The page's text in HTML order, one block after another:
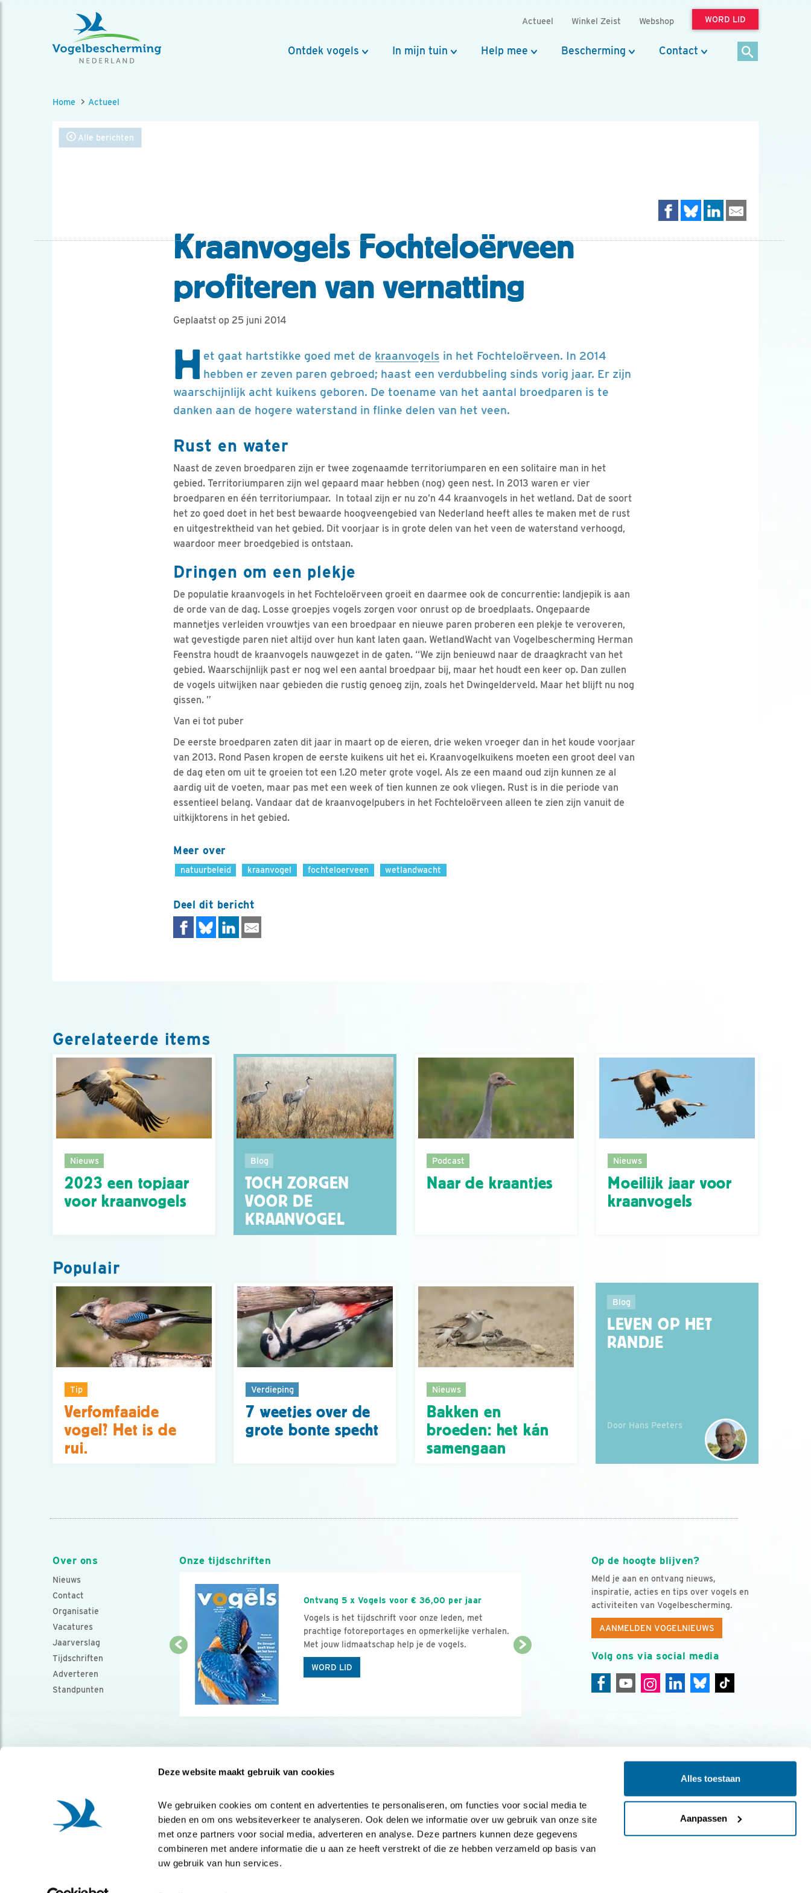
Deze website maakt gebruik van cookies
We gebruiken cookies om content en advertenties te personaliseren, om functies voor social media te
bieden en om ons websiteverkeer te analyseren. Ook delen we informatie over uw gebruik van onze site
met onze partners voor social media, adverteren en analyse. Deze partners kunnen deze gegevens
combineren met andere informatie die u aan ze heeft verstrekt of die ze hebben verzameld op basis van
uw gebruik van hun services.
Alles toestaan
Aanpassen
Actueel Winkel Zeist Webshop WORD LID
Ontdek vogels In mijn tuin Help mee Bescherming Contact
Home Actueel
Alle berichten
Kraanvogels Fochteloërveen
profiteren van vernatting
Geplaatst op 25 juni 2014
H et gaat hartstikke goed met de kraanvogels in het Fochteloërveen. In 2014
hebben er zeven paren gebroed; haast een verdubbeling sinds vorig jaar. Er zijn
waarschijnlijk acht kuikens geboren. De toename van het aantal broedparen is te
danken aan de hogere waterstand in flinke delen van het veen.
Rust en water
Naast de zeven broedparen zijn er twee zogenaamde territoriumparen en een solitaire man in het
gebied. Territoriumparen zijn wel gepaard maar hebben (nog) geen nest. In 2013 waren er vier
broedparen en één territoriumpaar. In totaal zijn er nu zo’n 44 kraanvogels in het wetland. Dat de soort
het zo goed doet in het best bewaarde hoogveengebied van Nederland heeft alles te maken met de rust
en uitgestrektheid van het gebied. Dit voorjaar is in grote delen van het veen de waterstand verhoogd,
waardoor meer broedgebied is ontstaan.
Dringen om een plekje
De populatie kraanvogels in het Fochteloërveen groeit en daarmee ook de concurrentie: landjepik is aan
de orde van de dag. Losse groepjes vogels zorgen voor onrust op de broedplaats. Ongepaarde
mannetjes verleiden vrouwtjes van een broedpaar en nieuwe paren proberen een plekje te veroveren,
wat gevestigde paren niet altijd over hun kant laten gaan. WetlandWacht van Vogelbescherming Herman
Feenstra houdt de kraanvogels nauwgezet in de gaten. “We zijn benieuwd naar de draagkracht van het
gebied. Waarschijnlijk past er nog wel een aantal broedpaar bij, maar het houdt een keer op. Dan zullen
de vogels uitwijken naar gebieden die rustig genoeg zijn, zoals het Dwingelderveld. Maar het blijft nu nog
gissen. ”
Van ei tot puber
De eerste broedparen zaten dit jaar in maart op de eieren, drie weken vroeger dan in het koude voorjaar
van 2013. Rond Pasen kropen de eerste kuikens uit het ei. Kraanvogelkuikens moeten een groot deel van
de dag eten om uit te groeien tot een 1.20 meter grote vogel. Als ze een maand oud zijn kunnen ze al
aardig uit de voeten, maar pas met een week of tien kunnen ze ook vliegen. Rust is in die periode van
essentieel belang. Vandaar dat de kraanvogelpubers in het Fochteloërveen alleen te zien zijn vanuit de
uitkijktorens in het gebied.
Meer over
natuurbeleid kraanvogel fochteloerveen wetlandwacht
Deel dit bericht
Gerelateerde items
Nieuws
2023 een topjaar
voor kraanvogels
Blog
TOCH ZORGEN
VOOR DE
KRAANVOGEL
Podcast
Naar de kraantjes
Nieuws
Moeilijk jaar voor
kraanvogels
Populair
Tip
Verfomfaaide
vogel? Het is de
rui.
Verdieping
7 weetjes over de
grote bonte specht
Nieuws
Bakken en
broeden: het kán
samengaan
Blog
LEVEN OP HET
RANDJE
Door Hans Peeters
Over ons
Nieuws
Contact
Organisatie
Vacatures
Jaarverslag
Tijdschriften
Adverteren
Standpunten
Op de hoogte blijven?
Meld je aan en ontvang nieuws,
inspiratie, acties en tips over vogels en
activiteiten van Vogelbescherming.
AANMELDEN VOGELNIEUWS
Volg ons via social media
Onze tijdschriften
Ontvang 5 x Vogels voor € 36,00 per jaar
Vogels is het tijdschrift voor onze leden, met
prachtige fotoreportages en opmerkelijke verhalen.
Met jouw lidmaatschap help je de vogels.
WORD LID